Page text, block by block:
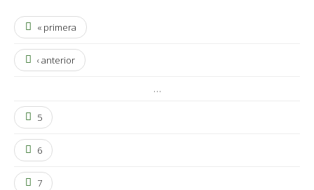
« primera
‹ anterior
…
5
6
7